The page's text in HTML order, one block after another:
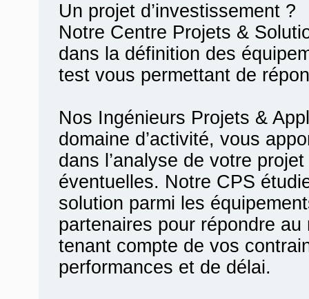
Un projet d’investissement ?
Notre Centre Projets &
dans la définition des
test vous permettant de
Nos Ingénieurs Projets &
domaine d’activité, vous
dans l’analyse de votre
éventuelles. Notre CPS
solution parmi les
partenaires pour répondre
tenant compte de vos
performances et de délai.